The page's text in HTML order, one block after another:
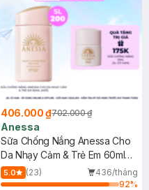
406.000 ₫702.000 ₫
Anessa
Sữa Chống Nắng Anessa Cho
Da Nhạy Cảm & Trẻ Em 60ml
(Mới)
5.0 (23)
436/tháng
92%